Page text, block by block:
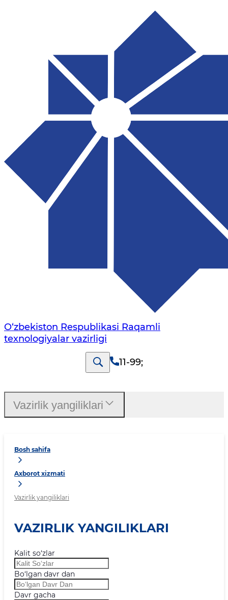
O‘zbekiston Respublikasi Raqamli
texnologiyalar vazirligi
11-99;
Bosh sahifa
Axborot xizmati
Vazirlik yangiliklari
VAZIRLIK YANGILIKLARI
Kalit so‘zlar
Bo‘lgan davr dan
Davr gacha
Vazirlik yangiliklari